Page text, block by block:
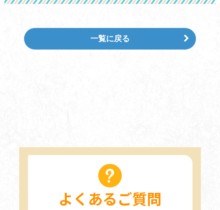
一覧に戻る
よくあるご質問